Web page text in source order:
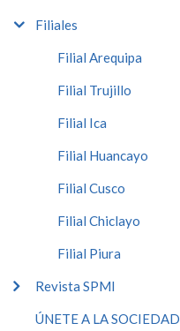
Filiales
Filial Arequipa
Filial Trujillo
Filial Ica
Filial Huancayo
Filial Cusco
Filial Chiclayo
Filial Piura
Revista SPMI
ÚNETE A LA SOCIEDAD